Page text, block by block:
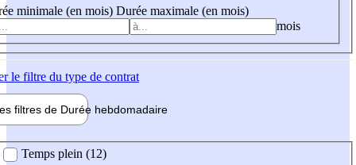
minimale (en mois) Durée maximale (en mois)
mois
le filtre du type de contrat
filtres de Durée hebdomadaire
Temps plein (12)